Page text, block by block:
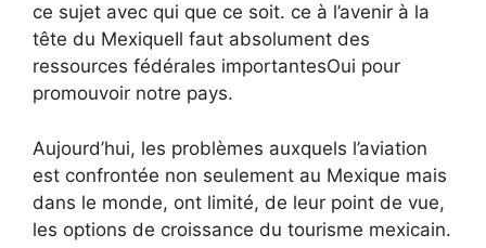
ce sujet avec qui que ce soit. ce à l’avenir à la
tête du MexiqueIl faut absolument des
ressources fédérales importantesOui pour
promouvoir notre pays.
Aujourd’hui, les problèmes auxquels l’aviation
est confrontée non seulement au Mexique mais
dans le monde, ont limité, de leur point de vue,
les options de croissance du tourisme mexicain.